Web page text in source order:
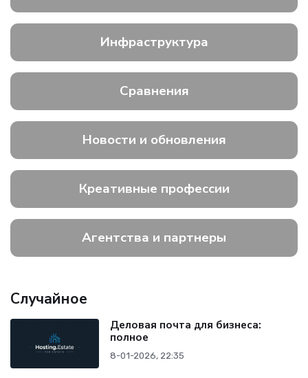
Инфраструктура
Сравнения
Новости и обновления
Креативные профессии
Агентства и партнеры
Случайное
Деловая почта для бизнеса:
полное
8-01-2026, 22:35